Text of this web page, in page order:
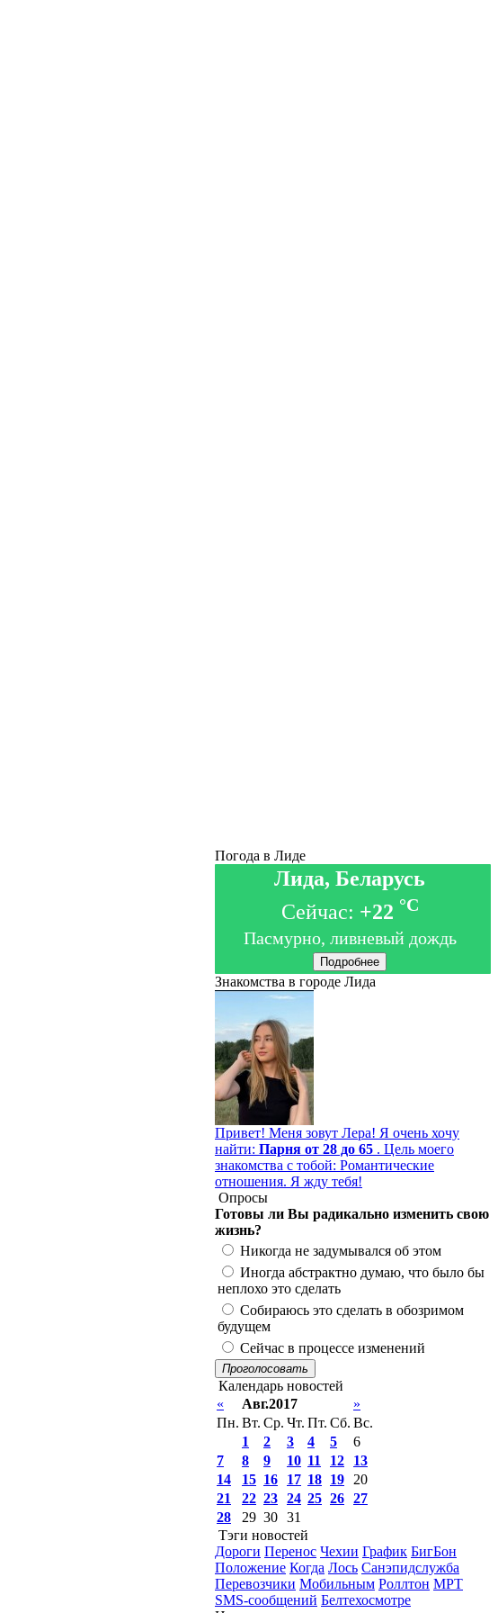
Погода в Лиде
Лида, Беларусь
Сейчас: +22 °C
Пасмурно, ливневый дождь
Подробнее
Знакомства в городе Лида
Привет! Меня зовут Лера! Я очень хочу
найти: Парня от 28 до 65 . Цель моего
знакомства с тобой: Романтические
отношения. Я жду тебя!
Опросы
Готовы ли Вы радикально изменить свою
жизнь?
Никогда не задумывался об этом
Иногда абстрактно думаю, что было бы
неплохо это сделать
Собираюсь это сделать в обозримом
будущем
Сейчас в процессе изменений
Проголосовать
Календарь новостей
«
Авг.2017
»
Пн. Вт. Ср. Чт. Пт. Сб. Вс.
1
2 3 4 5
6
7
8 9 10 11 12
13
14
15 16 17 18 19
20
21
22 23 24 25 26 27
28
29 30 31
Тэги новостей
Дороги Перенос Чехии График БигБон
Положение Когда Лось Санэпидслужба
Перевозчики Мобильным Роллтон МРТ
SMS-сообщений Белтехосмотре